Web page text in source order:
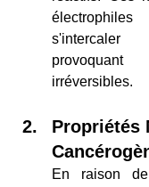
provoquant
irréversibles.
Propriétés
En raison